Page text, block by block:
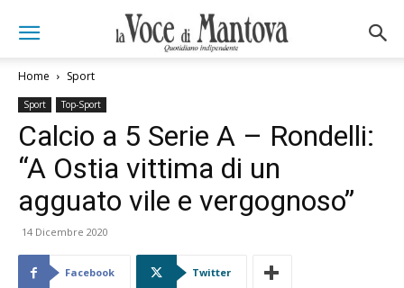
Home Sport
Sport Top-Sport
Calcio a 5 Serie A – Rondelli:
“A Ostia vittima di un
agguato vile e vergognoso”
14 Dicembre 2020
Facebook Twitter